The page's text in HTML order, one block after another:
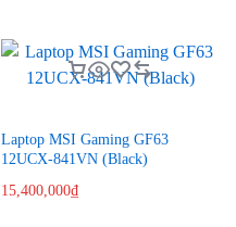
Laptop MSI Gaming GF63
12UCX-841VN (Black)
15,400,000₫